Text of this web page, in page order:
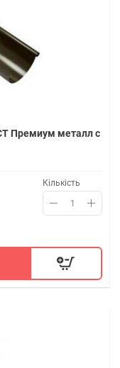
Премиум металл с
Кількість